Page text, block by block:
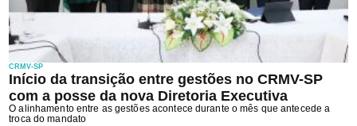
CRMV-SP
Início da transição entre gestões no CRMV-SP
com a posse da nova Diretoria Executiva
O alinhamento entre as gestões acontece durante o mês que antecede a
troca do mandato